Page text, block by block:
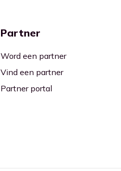
Partner
Word een partner
Vind een partner
Partner portal